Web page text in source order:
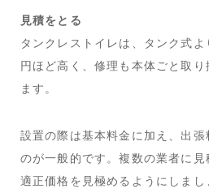
見積をとる
タンクレストイレは、タンク式
円ほど高く、修理も本体ごと取
ます。
設置の際は基本料金に加え、出
のが一般的です。複数の業者に見
適正価格を見極めるようにしまし